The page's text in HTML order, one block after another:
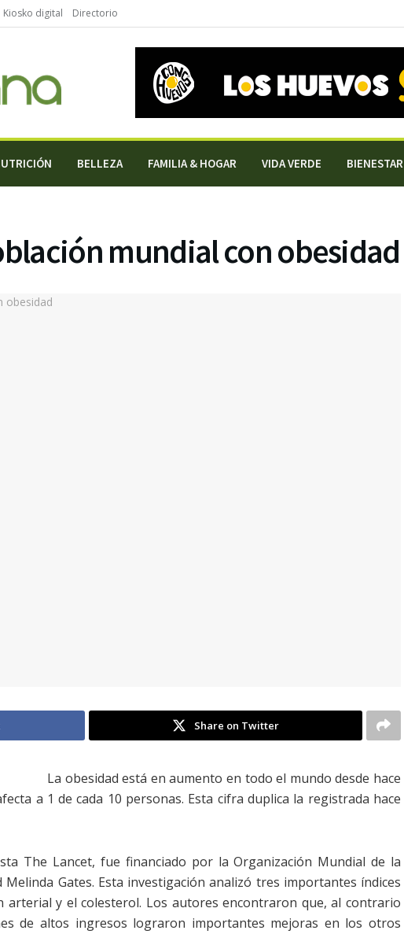
Kiosko digital Directorio
BELLEZA FAMILIA & HOGAR VIDA VERDE BIENESTAR
mundial con obesidad
Share on Twitter
La obesidad está en aumento en todo el mundo desde hace
a 1 de cada 10 personas. Esta cifra duplica la registrada hace
The Lancet, fue financiado por la Organización Mundial de la
Gates. Esta investigación analizó tres importantes índices
arterial y el colesterol. Los autores encontraron que, al contrario
de altos ingresos lograron importantes mejoras en los otros